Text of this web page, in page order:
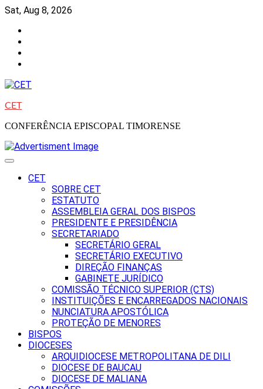
Skip
content
Sat, Aug 8, 2026
CET
CONFERÊNCIA EPISCOPAL TIMORENSE
CET
SOBRE CET
ESTATUTO
ASSEMBLEIA GERAL DOS BISPOS
PRESIDENTE E PRESIDÊNCIA
SECRETARIADO
SECRETÁRIO GERAL
SECRETÁRIO EXECUTIVO
DIREÇÃO FINANÇAS
GABINETE JURÍDICO
COMISSÃO TÉCNICO SUPERIOR (CTS)
INSTITUIÇÕES E ENCARREGADOS NACIONAIS
NUNCIATURA APOSTÓLICA
PROTEÇÃO DE MENORES
BISPOS
DIOCESES
ARQUIDIOCESE METROPOLITANA DE DILI
DIOCESE DE BAUCAU
DIOCESE DE MALIANA